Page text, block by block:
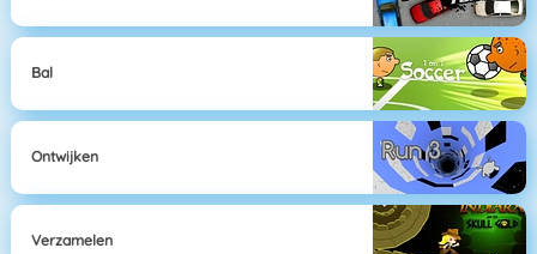
Bal
Ontwijken
Verzamelen